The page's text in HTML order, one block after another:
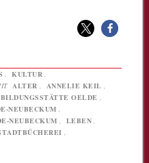
KULTUR
ALTER ANNELIE KEIL
OELDE
NEUBECKUM
NEUBECKUM
LEBEN